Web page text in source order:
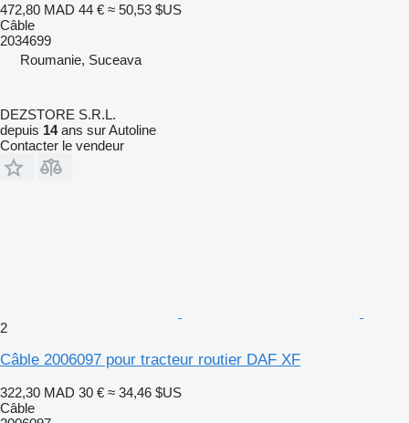
472,80 MAD 44 € ≈ 50,53 $US
Câble
2034699
Roumanie, Suceava
DEZSTORE S.R.L.
depuis 14ans sur Autoline
Contacter le vendeur
2
Câble 2006097 pour tracteur routier DAF XF
322,30 MAD 30 € ≈ 34,46 $US
Câble